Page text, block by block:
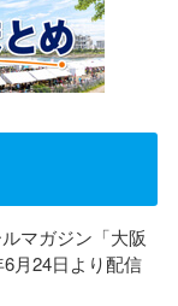
マガジン「大阪
月24日より配信